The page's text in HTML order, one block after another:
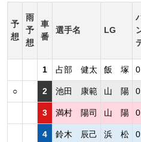
予
想
雨
予
想
車
番
選手名 LG
1 占部 健太 飯 塚 0
○ 2 池田 康範 山 陽 0
3 満村 陽司 山 陽 0
4 鈴木 辰己 浜 松 0